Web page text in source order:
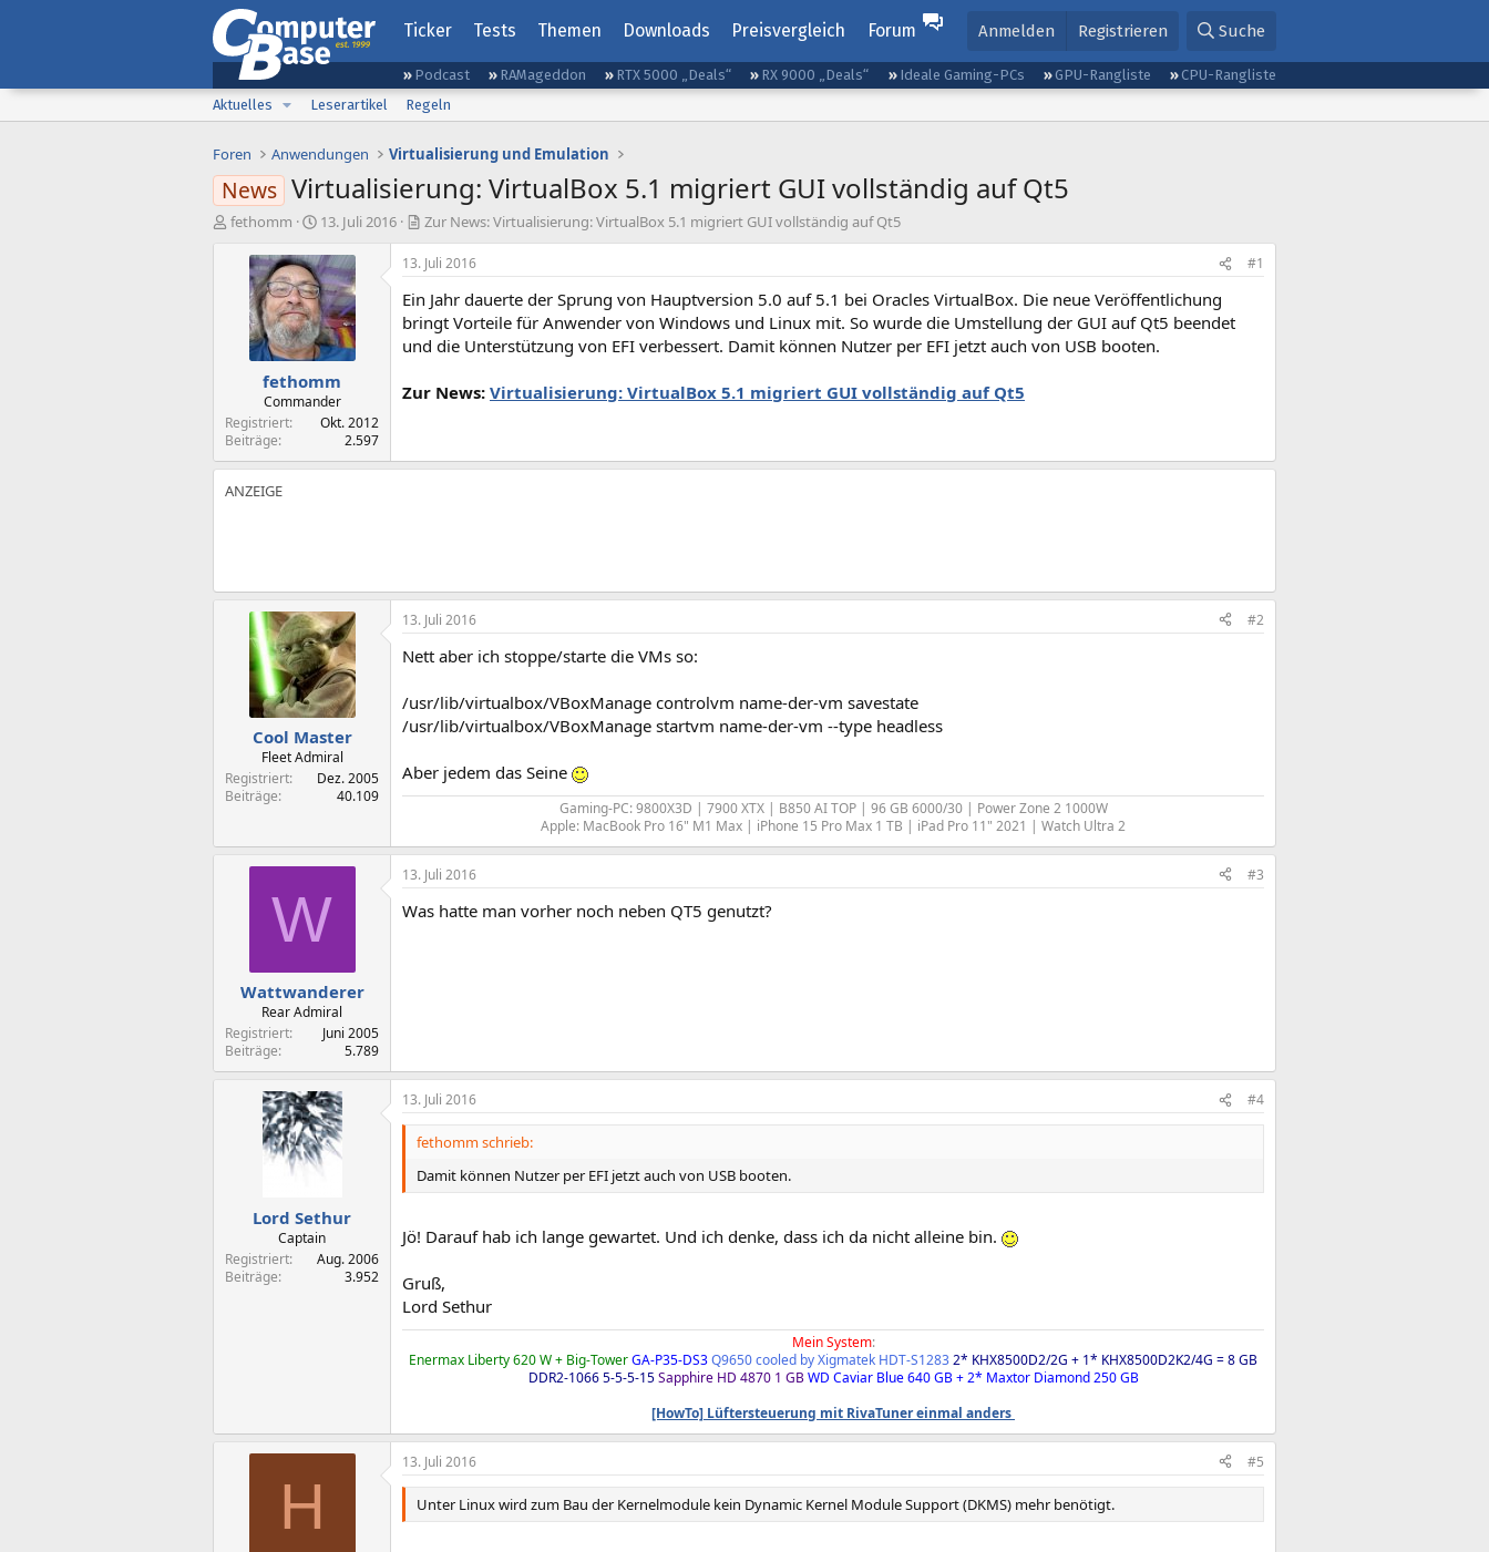
Ticker Tests Themen Downloads Preisvergleich Forum Anmelden Registrieren Suche
Podcast RAMageddon RTX 5000 „Deals“ RX 9000 „Deals“ Ideale Gaming-PCs GPU-Rangliste
CPU-Rangliste
Aktuelles
Leserartikel Regeln
Foren Anwendungen Virtualisierung und Emulation
News Virtualisierung: VirtualBox 5.1 migriert GUI vollständig auf Qt5
E
fethomm
E
s
t
e
l
l
t
a
m
13. Juli 2016 Zur News: Virtualisierung: VirtualBox 5.1 migriert GUI vollständig auf Qt5
fethomm
Commander
Registriert
Okt. 2012
Beiträge
2.597
13. Juli 2016 #1
Ein Jahr dauerte der Sprung von Hauptversion 5.0 auf 5.1 bei Oracles VirtualBox. Die neue Veröffentlichung
bringt Vorteile für Anwender von Windows und Linux mit. So wurde die Umstellung der GUI auf Qt5 beendet
und die Unterstützung von EFI verbessert. Damit können Nutzer per EFI jetzt auch von USB booten.
Zur News: Virtualisierung: VirtualBox 5.1 migriert GUI vollständig auf Qt5
Cool Master
Fleet Admiral
Registriert
Dez. 2005
Beiträge
40.109
13. Juli 2016 #2
Nett aber ich stoppe/starte die VMs so:
/usr/lib/virtualbox/VBoxManage controlvm name-der-vm savestate
/usr/lib/virtualbox/VBoxManage startvm name-der-vm --type headless
Aber jedem das Seine
Gaming-PC: 9800X3D | 7900 XTX | B850 AI TOP | 96 GB 6000/30 | Power Zone 2 1000W
Apple: MacBook Pro 16" M1 Max | iPhone 15 Pro Max 1 TB | iPad Pro 11" 2021 | Watch Ultra 2​
W
Wattwanderer
Rear Admiral
Registriert
Juni 2005
Beiträge
5.789
13. Juli 2016 #3
Was hatte man vorher noch neben QT5 genutzt?
Lord Sethur
Captain
Registriert
Aug. 2006
Beiträge
3.952
13. Juli 2016 #4
fethomm schrieb:
Damit können Nutzer per EFI jetzt auch von USB booten.
Jö! Darauf hab ich lange gewartet. Und ich denke, dass ich da nicht alleine bin.
Gruß,
Lord Sethur
Mein System:
Enermax Liberty 620 W + Big-TowerGA-P35-DS3Q9650 cooled by Xigmatek HDT-S12832* KHX8500D2/2G + 1* KHX8500D2K2/4G = 8 GB
DDR2-1066 5-5-5-15 Sapphire HD 4870 1 GB WD Caviar Blue 640 GB + 2* Maxtor Diamond 250 GB
[HowTo] Lüftersteuerung mit RivaTuner einmal anders
H
13. Juli 2016 #5
Unter Linux wird zum Bau der Kernelmodule kein Dynamic Kernel Module Support (DKMS) mehr benötigt.